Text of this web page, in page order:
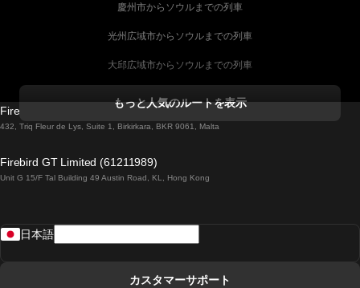
慶州市からソウルまでの列車
光州広域市からソウルまでの列車
大邱広域市からソウルまでの列車
ダブリンからゴールウェイまでの列車
ローマからナポリまでの列車
もっと人気のルートを表示
Firebird GT Limited (OC 1451)
432, Triq Fleur de Lys, Suite 1, Birkirkara, BKR 9061, Malta
Firebird GT Limited (61211989)
Unit G 15/F Tal Building 49 Austin Road, KL, Hong Kong
日本語
カスタマーサポート